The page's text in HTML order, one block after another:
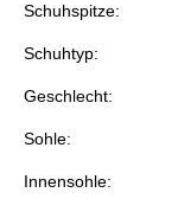
Schuhspitze:
Schuhtyp:
Geschlecht:
Sohle:
Innensohle: